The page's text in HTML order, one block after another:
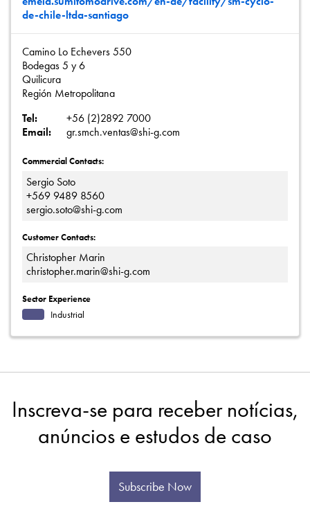
de-chile-ltda-santiago
Camino Lo Echevers 550
Bodegas 5 y 6
Quilicura
Región Metropolitana
Tel:
+56 (2)2892 7000
Email:
gr.smch.ventas@shi-g.com
Commercial Contacts:
Sergio Soto
+569 9489 8560
sergio.soto@shi-g.com
Customer Contacts:
Christopher Marin
christopher.marin@shi-g.com
Sector Experience
Industrial
Inscreva-se para receber notícias,
anúncios e estudos de caso
Subscribe Now